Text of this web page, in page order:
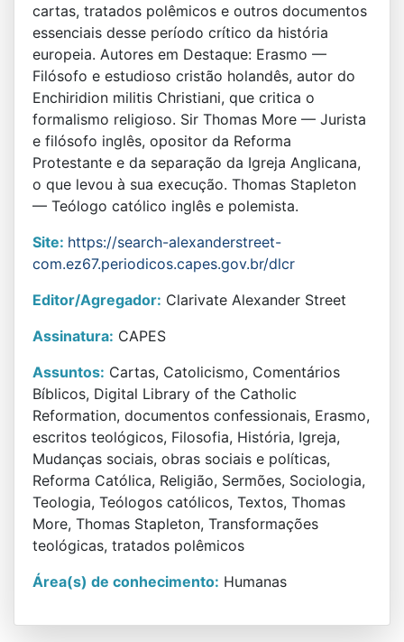
cartas, tratados polêmicos e outros documentos
essenciais desse período crítico da história
europeia. Autores em Destaque: Erasmo —
Filósofo e estudioso cristão holandês, autor do
Enchiridion militis Christiani, que critica o
formalismo religioso. Sir Thomas More — Jurista
e filósofo inglês, opositor da Reforma
Protestante e da separação da Igreja Anglicana,
o que levou à sua execução. Thomas Stapleton
— Teólogo católico inglês e polemista.
Site: https://search-alexanderstreet-
com.ez67.periodicos.capes.gov.br/dlcr
Editor/Agregador: Clarivate Alexander Street
Assinatura: CAPES
Assuntos: Cartas, Catolicismo, Comentários
Bíblicos, Digital Library of the Catholic
Reformation, documentos confessionais, Erasmo,
escritos teológicos, Filosofia, História, Igreja,
Mudanças sociais, obras sociais e políticas,
Reforma Católica, Religião, Sermões, Sociologia,
Teologia, Teólogos católicos, Textos, Thomas
More, Thomas Stapleton, Transformações
teológicas, tratados polêmicos
Área(s) de conhecimento: Humanas